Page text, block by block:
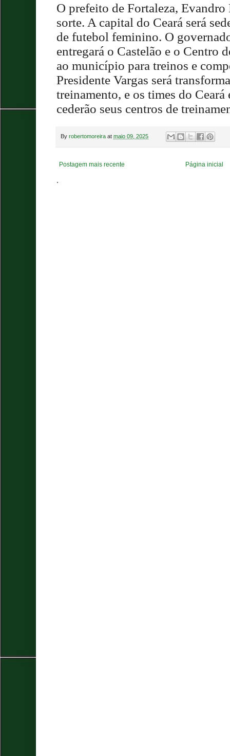
O prefeito de Fortaleza, Evandro
sorte. A capital do Ceará será
de futebol feminino. O
entregará o Castelão e o Centro
ao município para treinos e
Presidente Vargas será
treinamento, e os times do Ceará
cederão seus centros de
By robertomoreira at maio 09, 2025
Postagem mais recente Página inicial
.